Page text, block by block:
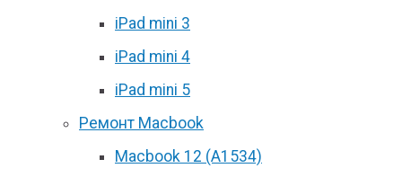
iPad mini 3
iPad mini 4
iPad mini 5
Ремонт Macbook
Macbook 12 (А1534)